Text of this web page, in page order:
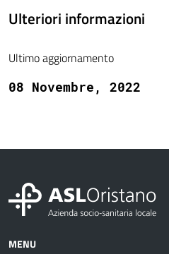
Ulteriori informazioni
Ultimo aggiornamento
08 Novembre, 2022
MENU